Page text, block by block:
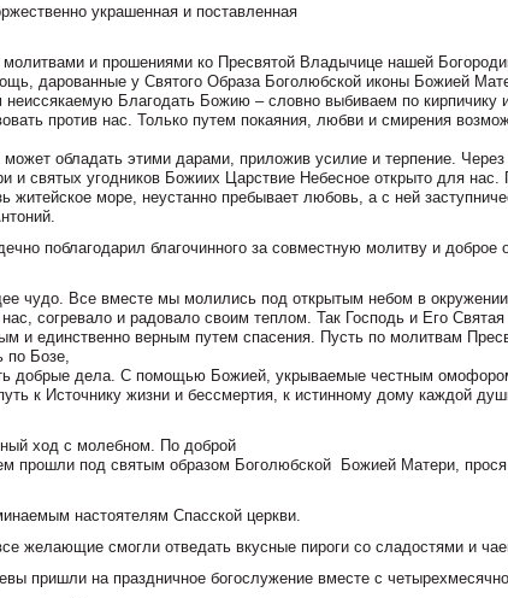
украшенная и поставленная
и прошениями ко Пресвятой Владычице нашей
дарованные у Святого Образа Боголюбской иконы Божией
Благодать Божию – словно выбиваем по кирпичику
против нас. Только путем покаяния, любви и смирения
обладать этими дарами, приложив усилие и терпение. Через
и святых угодников Божиих Царствие Небесное открыто для нас.
море, неустанно пребывает любовь, а с ней
поблагодарил благочинного за совместную молитву и доброе
чудо. Все вместе мы молились под открытым небом в
согревало и радовало своим теплом. Так Господь и Его
и единственно верным путем спасения. Пусть по молитвам
по Бозе,
добрые дела. С помощью Божией, укрываемые честным
к Источнику жизни и бессмертия, к истинному дому каждой
ход с молебном. По доброй
прошли под святым образом Боголюбской Божией Матери, прося
настоятелям Спасской церкви.
желающие смогли отведать вкусные пироги со сладостями и
пришли на праздничное богослужение вместе с